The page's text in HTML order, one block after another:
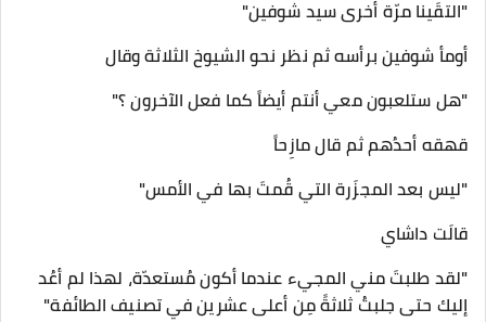
"التقَينا مرّة أخرى سيد شوفين"
أومأ شوفين برأسه ثم نظر نحو الشيوخ الثلاثة وقال
"هل ستلعبون معي أنتم أيضاً كما فعل الآخرون ؟"
قهقه أحدُهم ثم قال مازِحاً
"ليس بعد المجزَرة التي قُمتَ بها في الأمس"
قالَت داشاي
"لقد طلبتَ مني المجيء عندما أكون مُستعدّة، لهذا لم أعُد
إليك حتى جلبتُ ثلاثةً مِن أعلى عشرين في تصنيف الطائفة"